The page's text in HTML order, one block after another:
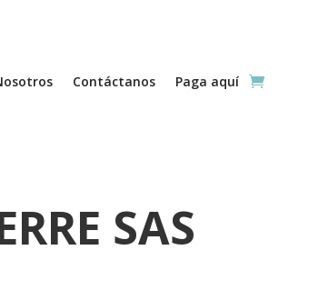
Contáctanos Paga aquí
SAS